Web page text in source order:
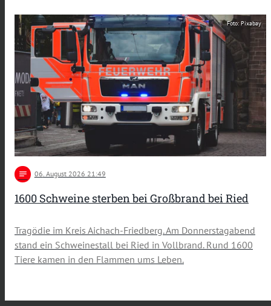
Foto: Pixabay
notes 06. August 2026 21:49
1600 Schweine sterben bei Großbrand bei Ried
Tragödie im Kreis Aichach-Friedberg. Am Donnerstagabend
stand ein Schweinestall bei Ried in Vollbrand. Rund 1600
Tiere kamen in den Flammen ums Leben.